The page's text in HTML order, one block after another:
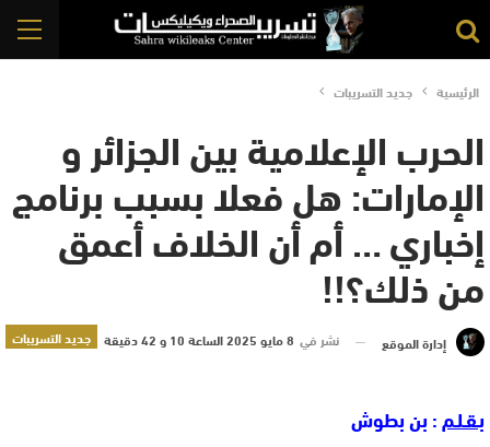
الرئيسية جديد التسريبات
الحرب الإعلامية بين الجزائر و
الإمارات: هل فعلا بسبب برنامج
إخباري … أم أن الخلاف أعمق
من ذلك؟!!
جديد التسريبات إدارة الموقع نشر في 8 مايو 2025 الساعة 10 و 42 دقيقة
بـقـلـم: بن بطوش